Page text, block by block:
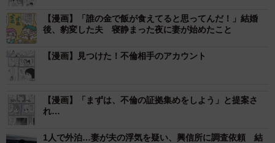
【漫画】「誰の金で飯が食えてると思ってんだ！」結婚
後、豹変した夫 寝静まった夜に妻が始めたこと
【漫画】見つけた！不倫相手のアカウント
【漫画】「まずは、不倫の証拠集めをしよう」と提案さ
れ…
1人で外泊…妻が夫の浮気を疑い、興信所に調査依頼 結